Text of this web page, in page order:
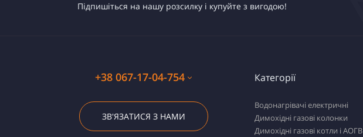
Підпишіться на нашу розсилку і купуйте з вигодою!
+38 067-17-04-754
ЗВ'ЯЗАТИСЯ З НАМИ
Категорії
Водонагрівачі електричні
Димохідні газові колонки
Димохідні газові котли і АОГВ